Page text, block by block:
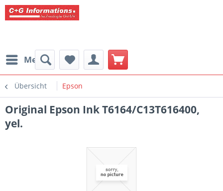
Menü
Übersicht Epson
Original Epson Ink T6164/C13T616400,
yel.